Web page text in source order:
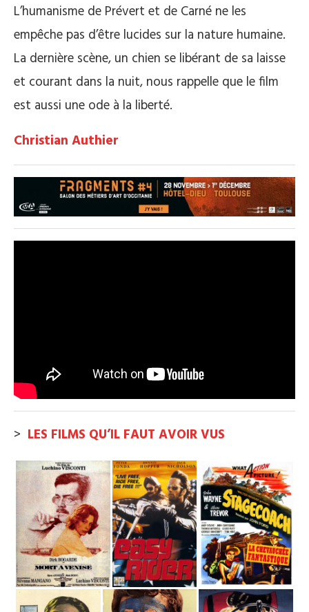
L’humanisme de Prévert et de Carné ne les
empêche pas d’être lucides sur la nature humaine.
La dernière scène, un chien se libérant de sa laisse
et courant dans la nuit, nous rappelle que le film
est aussi une ode à la liberté.
Christian Authier
> LES FILMS QU’IL FAUT AVOIR VUS